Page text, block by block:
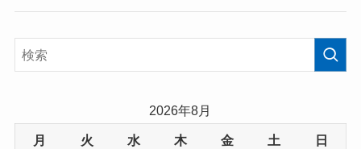
2026年8月
月 火 水 木 金 土 日